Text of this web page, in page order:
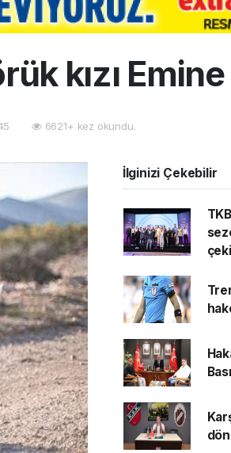
kızı Emine
6621+ kez okundu.
İlginizi Çekebilir